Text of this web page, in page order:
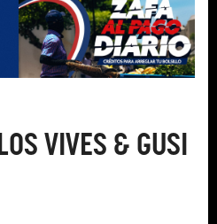
VIVES & GUSI